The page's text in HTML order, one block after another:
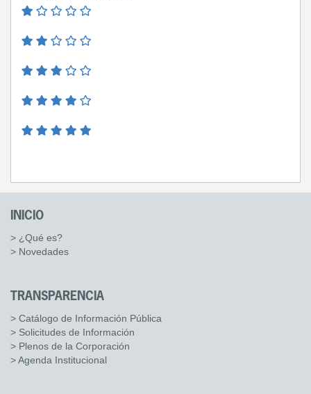
INICIO
> ¿Qué es?
> Novedades
TRANSPARENCIA
> Catálogo de Información Pública
> Solicitudes de Información
> Plenos de la Corporación
> Agenda Institucional